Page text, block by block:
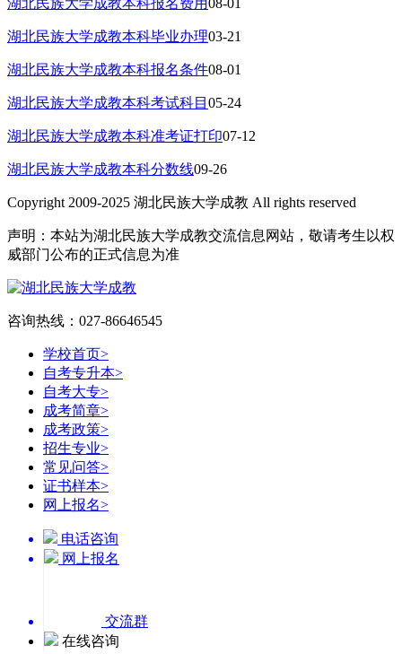
湖北民族大学成教本科报名费用08-01
湖北民族大学成教本科毕业办理03-21
湖北民族大学成教本科报名条件08-01
湖北民族大学成教本科考试科目 05-24
湖北民族大学成教本科准考证打印07-12
湖北民族大学成教本科分数线09-26
Copyright 2009-2025 湖北民族大学成教 All rights reserved
声明：本站为湖北民族大学成教交流信息网站，敬请考生以权
威部门公布的正式信息为准
咨询热线：027-86646545
学校首页>
自考专升本>
自考大专>
成考简章>
成考政策>
招生专业>
常见问答>
证书样本>
网上报名>
电话咨询
网上报名
交流群
在线咨询